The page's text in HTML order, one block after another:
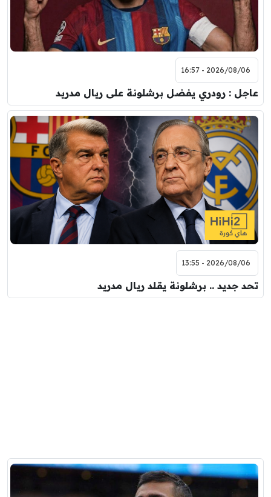
2026/08/06 - 16:57
عاجل : رودري يفضل برشلونة على ريال مدريد
2026/08/06 - 13:55
تحد جديد .. برشلونة يقلد ريال مدريد